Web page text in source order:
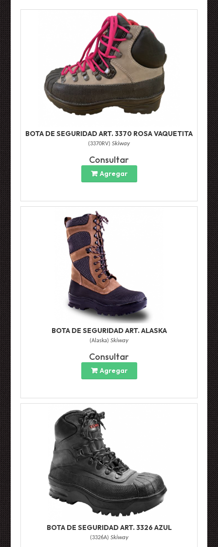
BOTA DE SEGURIDAD ART. 3370 ROSA VAQUETITA
(3370RV) Skiway
Consultar
Agregar
BOTA DE SEGURIDAD ART. ALASKA
(Alaska) Skiway
Consultar
Agregar
BOTA DE SEGURIDAD ART. 3326 AZUL
(3326A) Skiway